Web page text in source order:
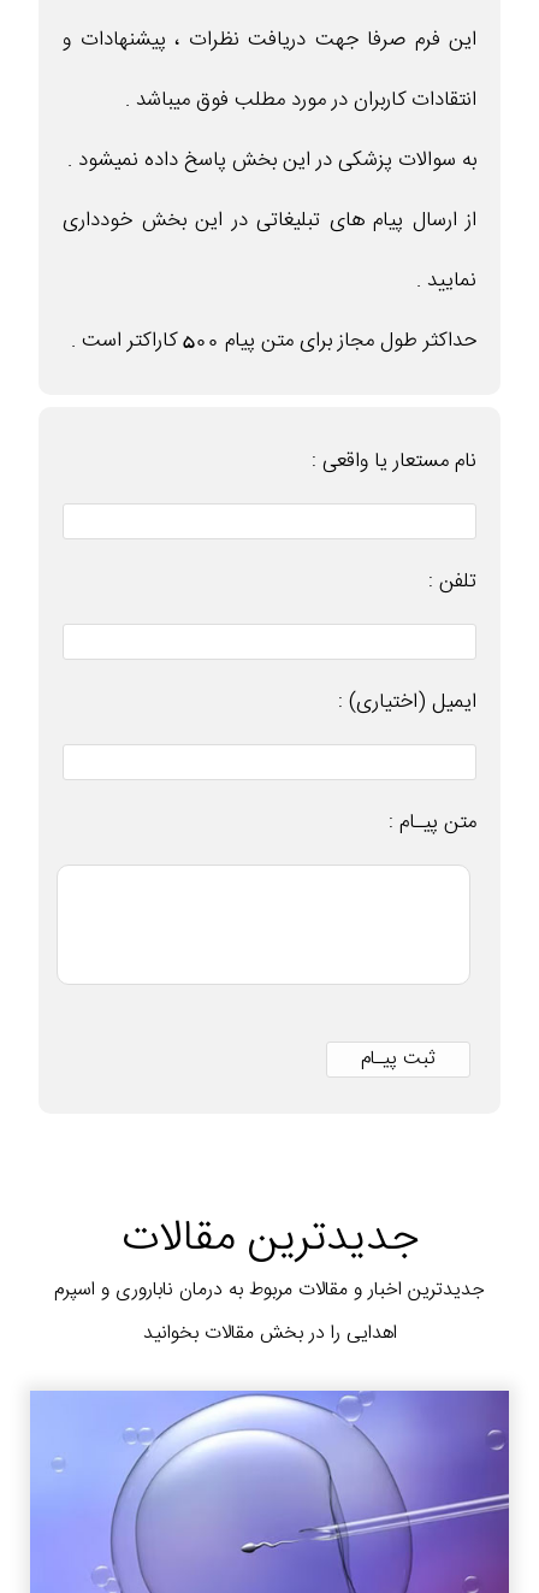
این فرم صرفا جهت دریافت نظرات ، پیشنهادات و
انتقادات کاربران در مورد مطلب فوق میباشد .
به سوالات پزشکی در این بخش پاسخ داده نمیشود .
از ارسال پیام های تبلیغاتی در این بخش خودداری
نمایید .
حداکثر طول مجاز برای متن پیام 500 کاراکتر است .
نام مستعار یا واقعی :
تلفن :
ایمیل (اختیاری) :
متن پیـام :
جدیدترین مقالات
جدیدترین اخبار و مقالات مربوط به درمان ناباروری و اسپرم
اهدایی را در بخش مقالات بخوانید